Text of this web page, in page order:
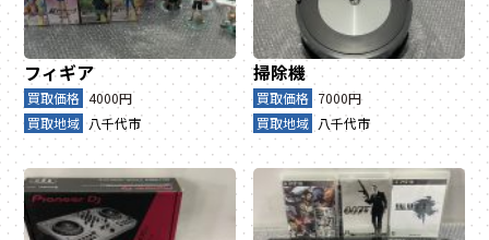
フィギア
買取価格 4000円
買取地域 八千代市
掃除機
買取価格 7000円
買取地域 八千代市